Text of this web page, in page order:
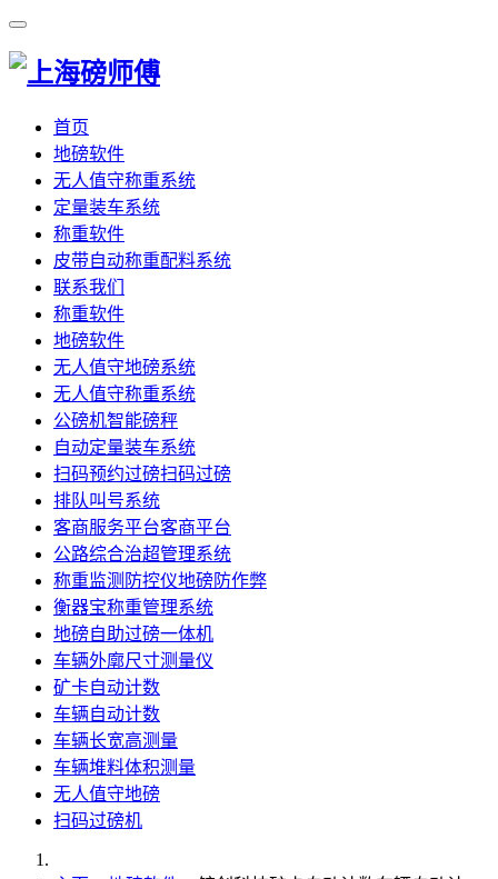
首页
地磅软件
无人值守称重系统
定量装车系统
称重软件
皮带自动称重配料系统
联系我们
称重软件
地磅软件
无人值守地磅系统
无人值守称重系统
公磅机智能磅秤
自动定量装车系统
扫码预约过磅扫码过磅
排队叫号系统
客商服务平台客商平台
公路综合治超管理系统
称重监测防控仪地磅防作弊
衡器宝称重管理系统
地磅自助过磅一体机
车辆外廓尺寸测量仪
矿卡自动计数
车辆自动计数
车辆长宽高测量
车辆堆料体积测量
无人值守地磅
扫码过磅机